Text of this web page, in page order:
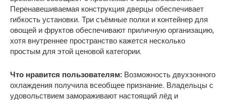
Перенавешиваемая конструкция дверцы обеспечивает
гибкость установки. Три съёмные полки и контейнер для
овощей и фруктов обеспечивают приличную организацию,
хотя внутреннее пространство кажется несколько
простым для этой ценовой категории.
Что нравится пользователям: Возможность двухзонного
охлаждения получила всеобщее признание. Владельцы с
удовольствием замораживают настоящий лёд и